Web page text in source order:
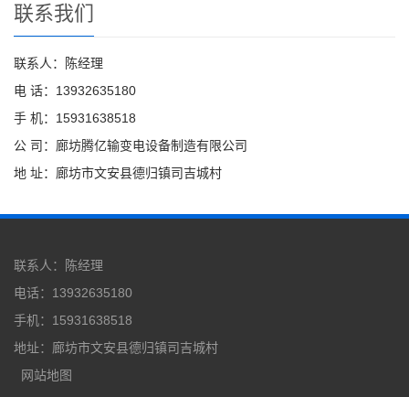
联系我们
联系人：陈经理
电 话：13932635180
手 机：15931638518
公 司：廊坊腾亿输变电设备制造有限公司
地 址：廊坊市文安县德归镇司吉城村
联系人：陈经理
电话：13932635180
手机：15931638518
地址：廊坊市文安县德归镇司吉城村
网站地图